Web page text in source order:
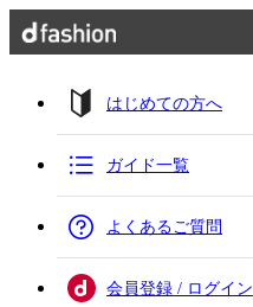
はじめての方へ
ガイド一覧
よくあるご質問
会員登録 / ログイン